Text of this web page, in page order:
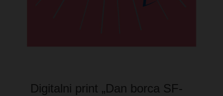
Digitalni print „Dan borca SF-